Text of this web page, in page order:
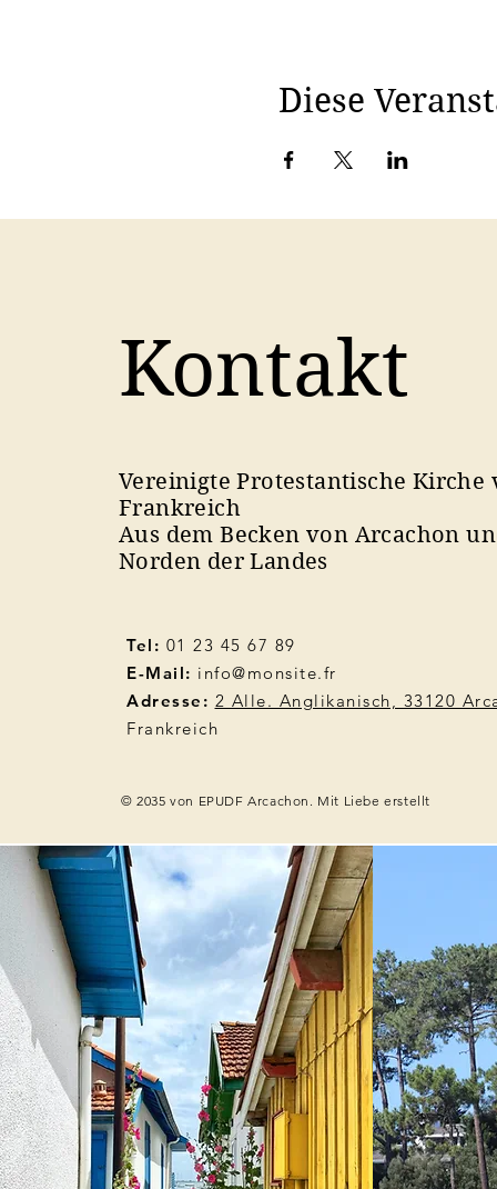
Diese
Kontakt
Vereinigte Protestantische Kirche
Frankreich
Aus dem Becken von Arcachon
Norden der Landes
Tel: 01 23 45 67 89
E-Mail: info@monsite.fr
Adresse: 2 Alle. Anglikanisch, 33120
Frankreich
© 2035 von EPUDF Arcachon. Mit Liebe erstellt